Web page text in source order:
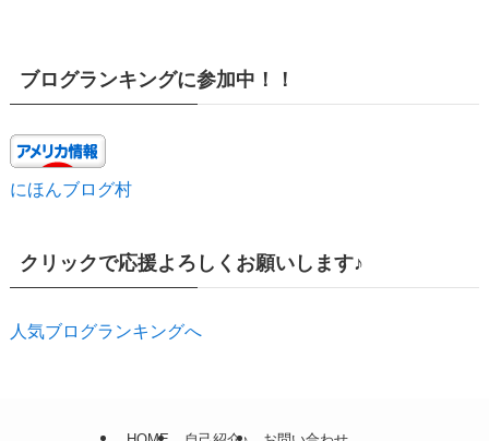
ブログランキングに参加中！！
にほんブログ村
クリックで応援よろしくお願いします♪
人気ブログランキングへ